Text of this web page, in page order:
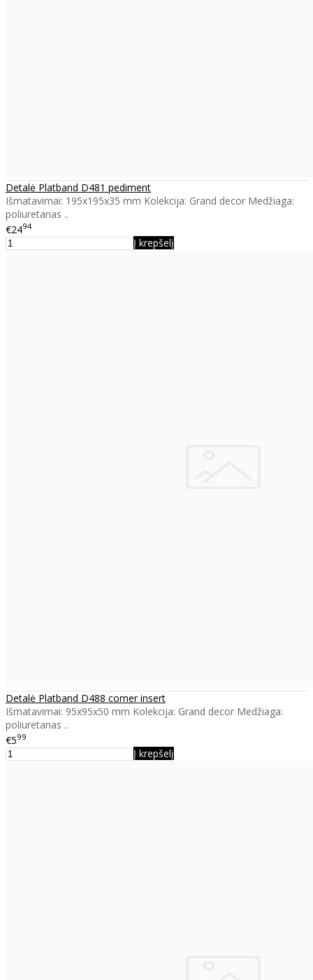
Detalė Platband D481 pediment
Išmatavimai: 195x195x35 mm Kolekcija: Grand decor Medžiaga:
poliuretanas ..
€2494
Į krepšelį
Detalė Platband D488 corner insert
Išmatavimai: 95x95x50 mm Kolekcija: Grand decor Medžiaga:
poliuretanas ..
€599
Į krepšelį